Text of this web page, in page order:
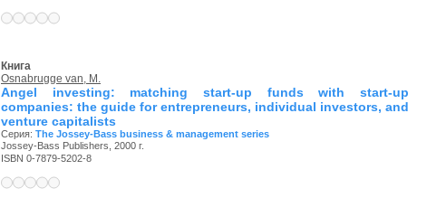
Книга
Osnabrugge van, M.
Angel investing: matching start-up funds with start-up
companies: the guide for entrepreneurs, individual investors, and
venture capitalists
Серия: The Jossey-Bass business & management series
Jossey-Bass Publishers, 2000 г.
ISBN 0-7879-5202-8